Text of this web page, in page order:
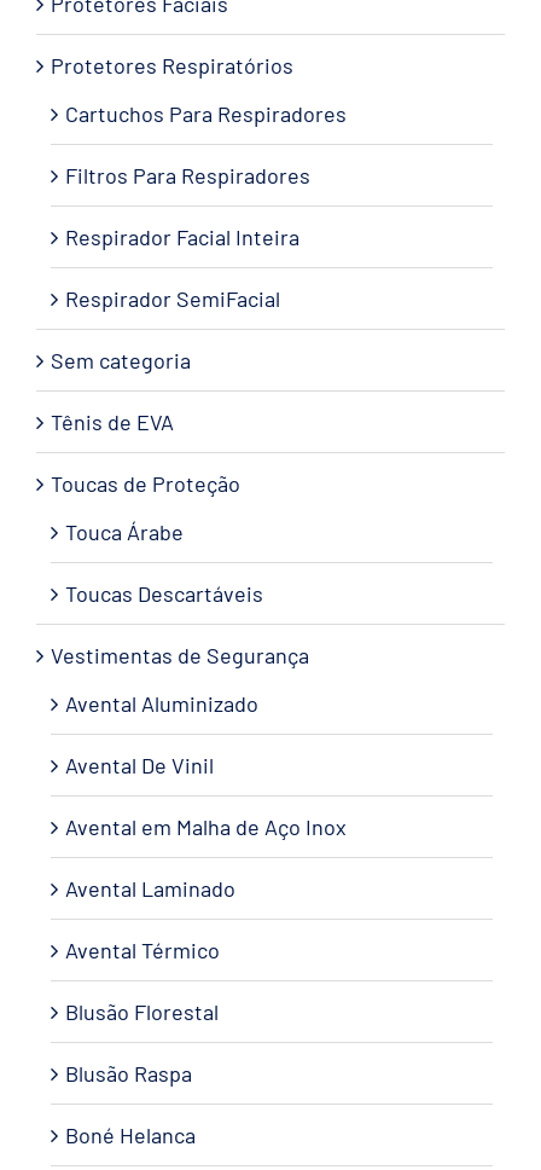
Protetores Respiratórios
Cartuchos Para Respiradores
Filtros Para Respiradores
Respirador Facial Inteira
Respirador SemiFacial
Sem categoria
Tênis de EVA
Toucas de Proteção
Touca Árabe
Toucas Descartáveis
Vestimentas de Segurança
Avental Aluminizado
Avental De Vinil
Avental em Malha de Aço Inox
Avental Laminado
Avental Térmico
Blusão Florestal
Blusão Raspa
Boné Helanca